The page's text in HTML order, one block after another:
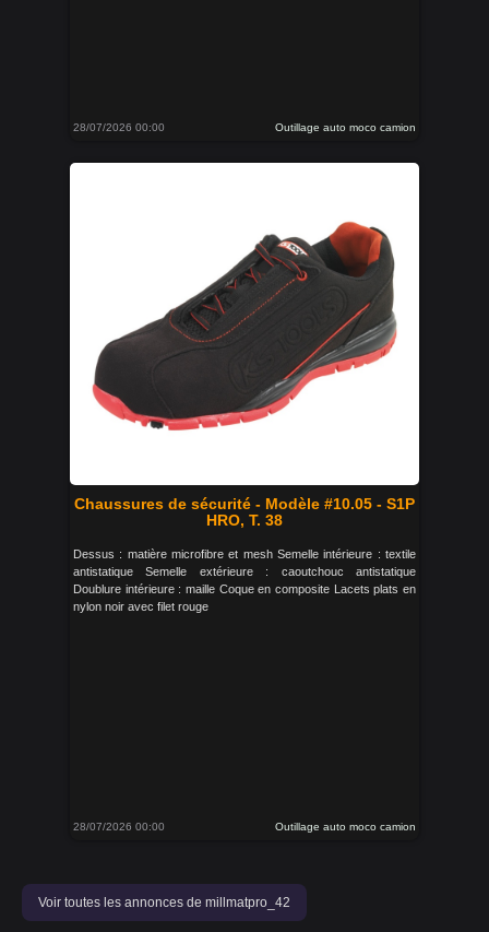
28/07/2026 00:00 Outillage auto moco camion
Chaussures de sécurité - Modèle #10.05 - S1P
HRO, T. 38
Dessus : matière microfibre et mesh Semelle intérieure : textile
antistatique Semelle extérieure : caoutchouc antistatique
Doublure intérieure : maille Coque en composite Lacets plats en
nylon noir avec filet rouge
28/07/2026 00:00 Outillage auto moco camion
Voir toutes les annonces de millmatpro_42